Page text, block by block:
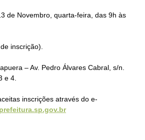
de Novembro, quarta-feira, das 9h às
inscrição).
– Av. Pedro Álvares Cabral, s/n.
e 4.
inscrições através do e-